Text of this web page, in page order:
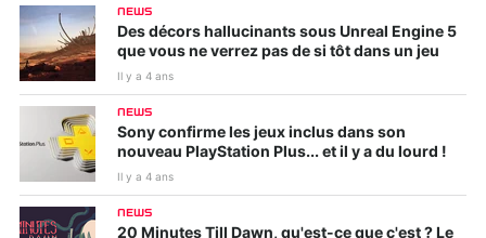
NEWS
Des décors hallucinants sous Unreal Engine 5
que vous ne verrez pas de si tôt dans un jeu
Il y a 4 ans
NEWS
Sony confirme les jeux inclus dans son
nouveau PlayStation Plus... et il y a du lourd !
Il y a 4 ans
NEWS
20 Minutes Till Dawn, qu'est-ce que c'est ? Le